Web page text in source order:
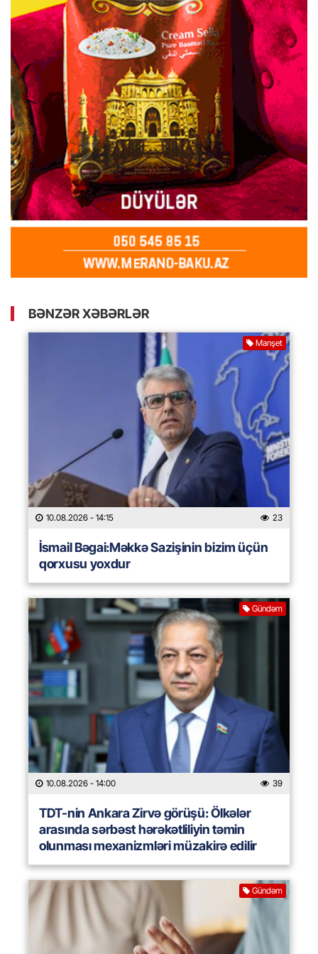
BƏNZƏR XƏBƏRLƏR
Manşet
10.08.2026 - 14:15 23
İsmail Bəgai:Məkkə Sazişinin bizim üçün
qorxusu yoxdur
Gündəm
10.08.2026 - 14:00 39
TDT-nin Ankara Zirvə görüşü: Ölkələr
arasında sərbəst hərəkətliliyin təmin
olunması mexanizmləri müzakirə edilir
Gündəm